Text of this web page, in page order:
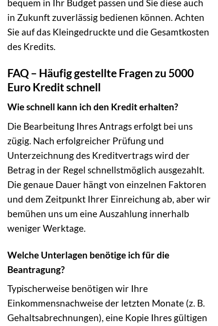
bequem in Ihr Budget passen und Sie diese auch
in Zukunft zuverlässig bedienen können. Achten
Sie auf das Kleingedruckte und die Gesamtkosten
des Kredits.
FAQ – Häufig gestellte Fragen zu 5000
Euro Kredit schnell
Wie schnell kann ich den Kredit erhalten?
Die Bearbeitung Ihres Antrags erfolgt bei uns
zügig. Nach erfolgreicher Prüfung und
Unterzeichnung des Kreditvertrags wird der
Betrag in der Regel schnellstmöglich ausgezahlt.
Die genaue Dauer hängt von einzelnen Faktoren
und dem Zeitpunkt Ihrer Einreichung ab, aber wir
bemühen uns um eine Auszahlung innerhalb
weniger Werktage.
Welche Unterlagen benötige ich für die
Beantragung?
Typischerweise benötigen wir Ihre
Einkommensnachweise der letzten Monate (z. B.
Gehaltsabrechnungen), eine Kopie Ihres gültigen